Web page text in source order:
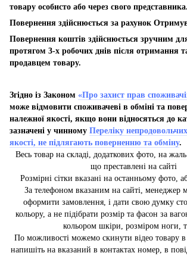
товару особисто або через свого представника.
Повернення здійснюється за рахунок
Повернення коштів здійснюється зручним
протягом 3-х робочих днів після отримання
продавцем товару.
Згідно із Законом «Про захист прав
може відмовити споживачеві в обміні та
належної якості, якщо вони відносяться до
зазначені у чинному Переліку
якості, не підлягають поверненню та обміну.
Весь товар на складі, додаткових фото, на
що преставлені на сайті
Розмірні сітки вказані на останньому фото,
За телефоном вказаним на сайті, менеджер
оформити замовлення, і дати свою думку
кольору, а не підібрати розмір та фасон за
кольором шкіри, розміром ноги,
По можливості можемо скинути відео товару
напишіть на вказаний в контактах номер, в